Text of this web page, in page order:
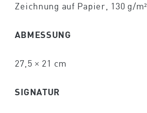
Zeichnung auf Papier, 130 g/m²
ABMESSUNG
27,5 × 21 cm
SIGNATUR